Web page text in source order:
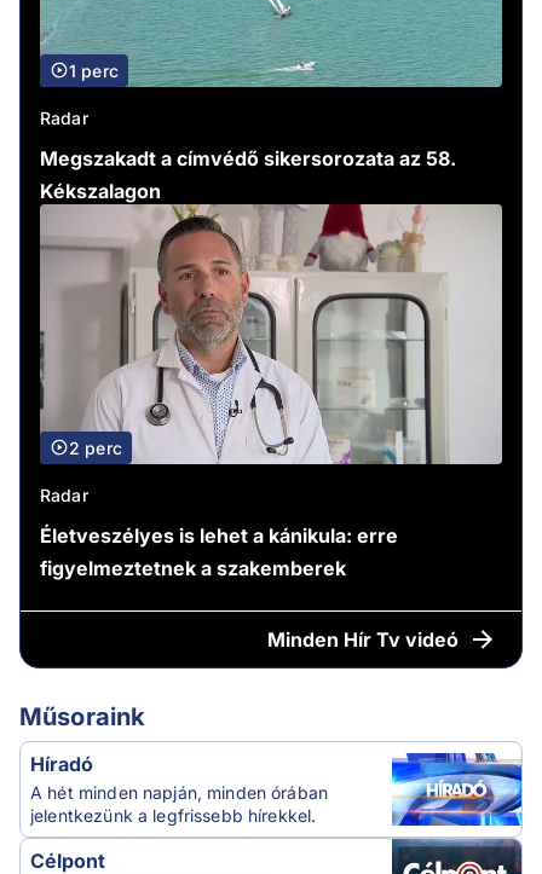
1 perc
Radar
Megszakadt a címvédő sikersorozata az 58.
Kékszalagon
2 perc
Radar
Életveszélyes is lehet a kánikula: erre
figyelmeztetnek a szakemberek
Minden Hír Tv videó
Műsoraink
Híradó
A hét minden napján, minden órában
jelentkezünk a legfrissebb hírekkel.
Célpont